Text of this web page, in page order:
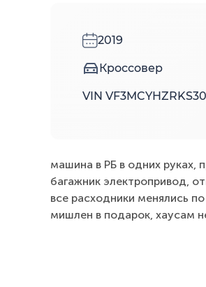
2019
Кроссовер
VIN
машина в РБ в одних руках,
багажник электропривод,
все расходники менялись
мишлен в подарок, хаусам